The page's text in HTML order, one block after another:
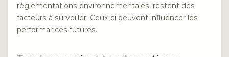
réglementations environnementales, restent des
facteurs à surveiller. Ceux-ci peuvent influencer les
performances futures.